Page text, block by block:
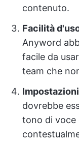
contenuto.
Facilità
Anyword
facile da
team che
dovrebbe
tono di voce